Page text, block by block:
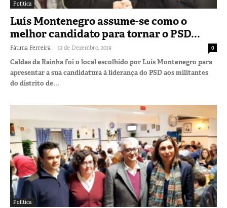
Política
Luís Montenegro assume-se como o
melhor candidato para tornar o PSD...
Fátima Ferreira - 13 de Dezembro, 2019 0
Caldas da Rainha foi o local escolhido por Luís Montenegro para
apresentar a sua candidatura à liderança do PSD aos militantes
do distrito de...
Política